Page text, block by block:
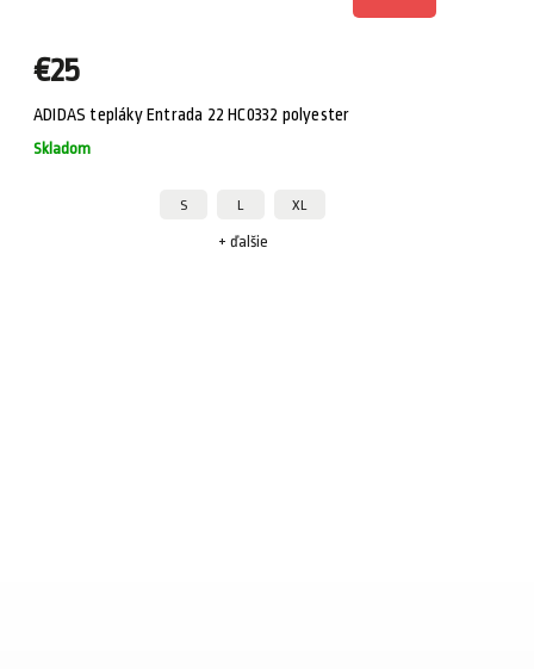
ADIDAS tepláky Entrada 22 HC0332 polyester
Skladom
€25
S L XL
+ ďalšie